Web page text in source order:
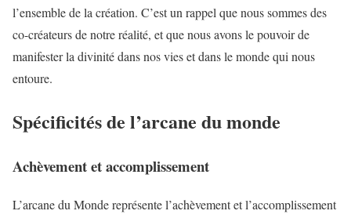
l’ensemble de la création. C’est un rappel que nous sommes des
co-créateurs de notre réalité, et que nous avons le pouvoir de
manifester la divinité dans nos vies et dans le monde qui nous
entoure.
Spécificités de l’arcane du monde
Achèvement et accomplissement
L’arcane du Monde représente l’achèvement et l’accomplissement